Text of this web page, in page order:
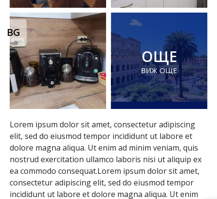
ОЩЕ
ВИЖ ОЩЕ
Lorem ipsum dolor sit amet, consectetur adipiscing
elit, sed do eiusmod tempor incididunt ut labore et
dolore magna aliqua. Ut enim ad minim veniam, quis
nostrud exercitation ullamco laboris nisi ut aliquip ex
ea commodo consequat.Lorem ipsum dolor sit amet,
consectetur adipiscing elit, sed do eiusmod tempor
incididunt ut labore et dolore magna aliqua. Ut enim
BG